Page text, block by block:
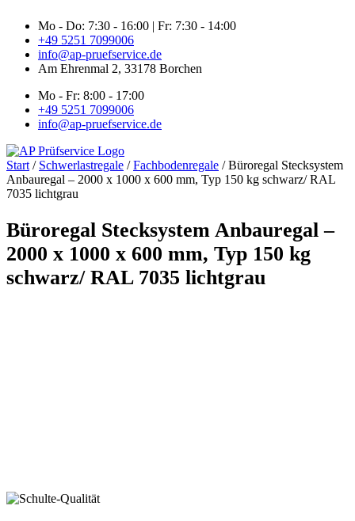
Inhalt
springen
Mo - Do: 7:30 - 16:00 | Fr: 7:30 - 14:00
+49 5251 7099006
info@ap-pruefservice.de
Am Ehrenmal 2, 33178 Borchen
Mo - Fr: 8:00 - 17:00
+49 5251 7099006
info@ap-pruefservice.de
Start / Schwerlastregale /Fachbodenregale / Büroregal Stecksystem
Anbauregal – 2000 x 1000 x 600 mm, Typ 150 kg schwarz/ RAL
7035 lichtgrau
Büroregal Stecksystem Anbauregal –
2000 x 1000 x 600 mm, Typ 150 kg
schwarz/ RAL 7035 lichtgrau